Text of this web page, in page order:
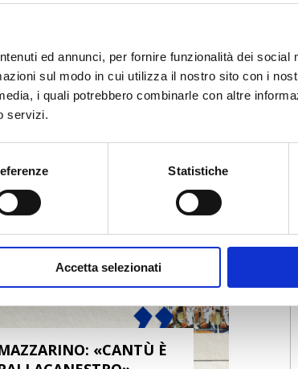
ed annunci, per fornire funzionalità dei social
sul modo in cui utilizza il nostro sito con i
i quali potrebbero combinarle con altre
servizi.
Statistiche
Accetta selezionati
«CANTÙ È